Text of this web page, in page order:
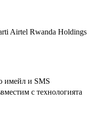
Airtel Rwanda Holdings
имейл и SMS
с технологията